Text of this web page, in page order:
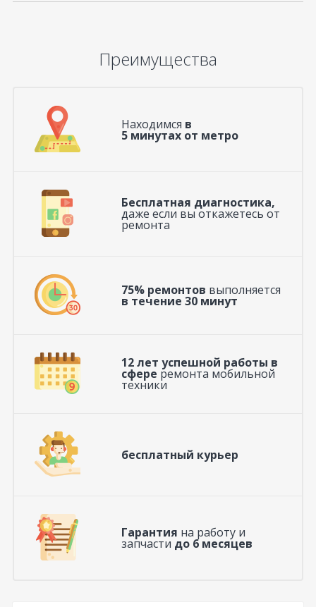
Преимущества
Находимся в
5 минутах от метро
Бесплатная диагностика,
даже если вы откажетесь от
ремонта
75% ремонтов выполняется
в течение 30 минут
12 лет успешной работы в
сфере ремонта мобильной
техники
бесплатный курьер
Гарантия на работу и
запчасти до 6 месяцев